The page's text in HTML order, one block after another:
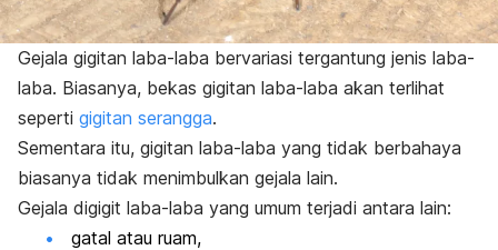
Gejala gigitan laba-laba bervariasi tergantung jenis laba-
laba. Biasanya, bekas gigitan laba-laba akan terlihat
seperti gigitan serangga.
Sementara itu, gigitan laba-laba yang tidak berbahaya
biasanya tidak menimbulkan gejala lain.
Gejala digigit laba-laba yang umum terjadi antara lain:
gatal atau ruam,